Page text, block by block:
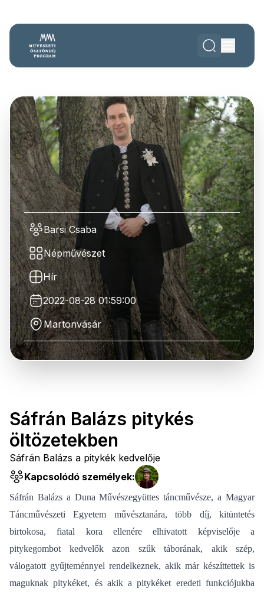
Barsi Csaba
Népművészet
Hír
2022-08-28 01:59:00
Martonvásár
Sáfrán Balázs pitykés
öltözetekben
Sáfrán Balázs a pitykék kedvelője
Kapcsolódó személyek:
Sáfrán Balázs a Duna Művészegyüttes táncművésze, a Magyar
Táncművészeti Egyetem művésztanára, több díj, kitüntetés
birtokosa, fiatal kora ellenére elhivatott képviselője a
pitykegombot kedvelők azon szűk táborának, akik szép,
válogatott gyűjteménnyel rendelkeznek, akik már készíttettek is
maguknak pitykéket, és akik a pitykéket eredeti funkciójukba